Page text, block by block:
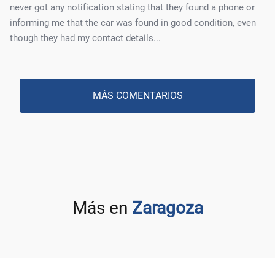
never got any notification stating that they found a phone or
informing me that the car was found in good condition, even
though they had my contact details...
MÁS COMENTARIOS
Más en Zaragoza